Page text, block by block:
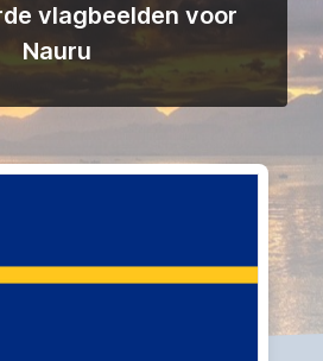
vlagbeelden voor
Nauru